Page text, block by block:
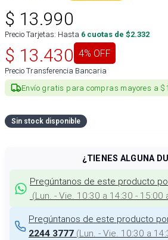
$ 13.990
Precio Tarjetas: Hasta 6 cuotas de $2.332
$ 13.430 4% OFF
Precio Transferencia Bancaria
Envío gratis para compras mayores a
Sin stock disponible
¿TIENES ALGUNA
Pregúntanos de este producto
(Lun. - Vie. 10:30 a 14:30 - 15:00
Pregúntanos de este producto
2244 3777 (Lun. - Vie. 10:30 a